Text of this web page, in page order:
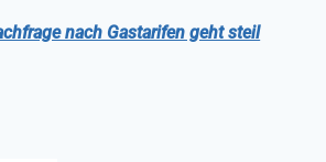
nach Gastarifen geht steil